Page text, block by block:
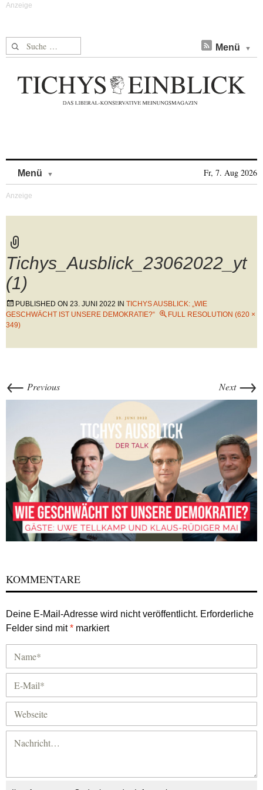
Suche nach: Menü
Menü Fr, 7. Aug 2026
Tichys_Ausblick_23062022_yt
(1)
PUBLISHED ON 23. JUNI 2022 IN TICHYS AUSBLICK: „WIE
GESCHWÄCHT IST UNSERE DEMOKRATIE?“
FULL RESOLUTION (620 ×
349)
← Previous Next →
KOMMENTARE
Deine E-Mail-Adresse wird nicht veröffentlicht. Erforderliche
Felder sind mit* markiert